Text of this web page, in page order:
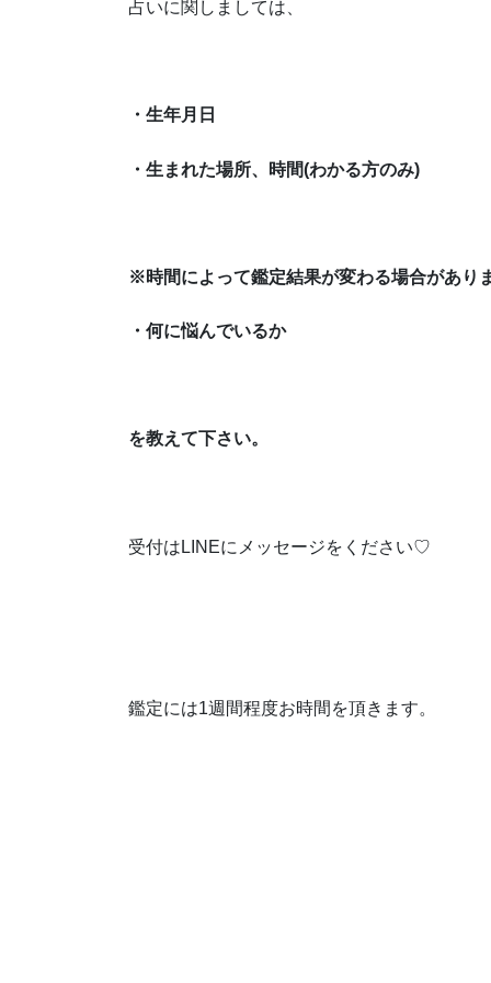
占いに関しましては、
・生年月日
・生まれた場所、時間(わかる方のみ)
※時間によって鑑定結果が変わる場合があり
・何に悩んでいるか
を教えて下さい。
受付はLINEにメッセージをください♡
鑑定には1週間程度お時間を頂きます。